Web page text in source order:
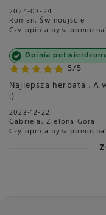
Szerokość
centymetrach
Liczba sztuk w
2024-03-24
Roman, Świnoujście
Czy opinia była
5/5
Opinia
Najlepsza herbata . A
:)
2023-12-22
Gabriela, Zielona Gora
Czy opinia była